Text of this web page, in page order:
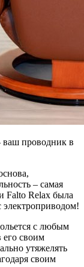
ваш проводник в
– самая
Falto Relax была
электроприводом!
с любым
своим
утяжелять
своим